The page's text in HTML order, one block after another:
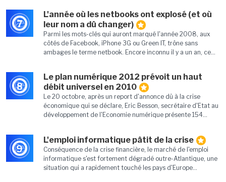
7
L'année où les netbooks ont explosé (et où
leur nom a dû changer)
Parmi les mots-clés qui auront marqué l'année 2008, aux
côtés de Facebook, iPhone 3G ou Green IT, trône sans
ambages le terme netbook. Encore inconnu il y a un an, ce...
8
Le plan numérique 2012 prévoit un haut
débit universel en 2010
Le 20 octobre, après un report d'annonce dû à la crise
économique qui se déclare, Eric Besson, secrétaire d'Etat au
développement de l'Economie numérique présente 154...
9
L'emploi informatique pâtit de la crise
Conséquence de la crise financière, le marché de l'emploi
informatique s'est fortement dégradé outre-Atlantique, une
situation qui a rapidement touché les pays d'Europe...